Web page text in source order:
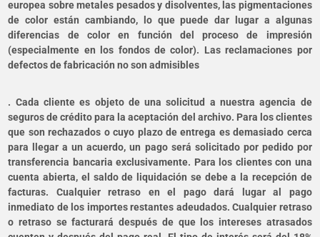
europea sobre metales pesados y disolventes, las pigmentaciones
de color están cambiando, lo que puede dar lugar a algunas
diferencias de color en función del proceso de impresión
(especialmente en los fondos de color). Las reclamaciones por
defectos de fabricación no son admisibles
. Cada cliente es objeto de una solicitud a nuestra agencia de
seguros de crédito para la aceptación del archivo. Para los clientes
que son rechazados o cuyo plazo de entrega es demasiado cerca
para llegar a un acuerdo, un pago será solicitado por pedido por
transferencia bancaria exclusivamente. Para los clientes con una
cuenta abierta, el saldo de liquidación se debe a la recepción de
facturas. Cualquier retraso en el pago dará lugar al pago
inmediato de los importes restantes adeudados. Cualquier retraso
o retraso se facturará después de que los intereses atrasados